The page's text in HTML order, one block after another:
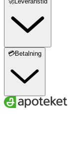
💳Betalning